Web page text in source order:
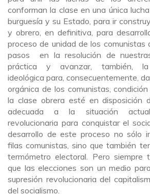
conforman la clase en una única
burguesía y su Estado, para ir
y obrero, en definitiva, para
proceso de unidad de los comunistas
pasos en la resolución de
práctica y avanzar, también, la
ideológica para, consecuentemente,
orgánica de los comunistas,
la clase obrera esté en disposición
adecuada a la situación
revolucionaria para conquistar el
desarrollo de este proceso no sólo
filas comunistas, sino que también
termómetro electoral. Pero siempre
que las elecciones son un medio
supresión revolucionaria del
del socialismo.